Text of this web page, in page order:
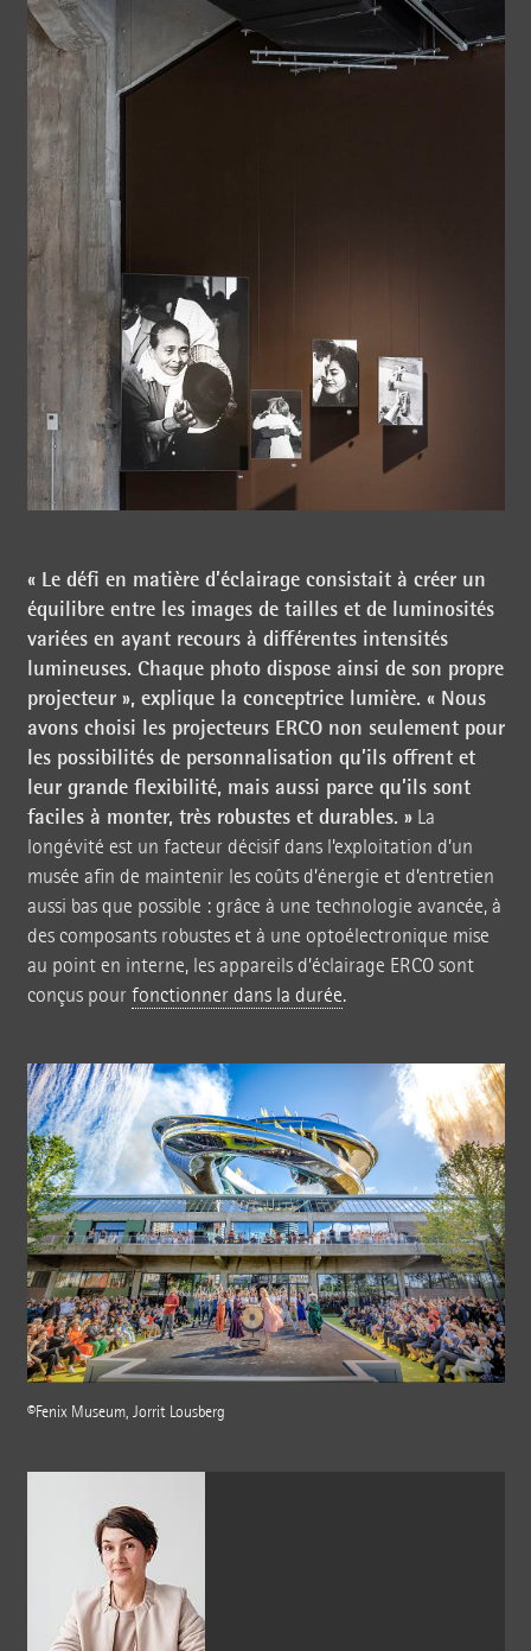
« Le défi en matière d’éclairage consistait à créer un
équilibre entre les images de tailles et de luminosités
variées en ayant recours à différentes intensités
lumineuses. Chaque photo dispose ainsi de son propre
projecteur », explique la conceptrice lumière. « Nous
avons choisi les projecteurs ERCO non seulement pour
les possibilités de personnalisation qu’ils offrent et
leur grande flexibilité, mais aussi parce qu’ils sont
faciles à monter, très robustes et durables. »La
longévité est un facteur décisif dans l’exploitation d’un
musée afin de maintenir les coûts d’énergie et d’entretien
aussi bas que possible : grâce à une technologie avancée, à
des composants robustes et à une optoélectronique mise
au point en interne, les appareils d’éclairage ERCO sont
conçus pourfonctionner dans la durée.
©Fenix Museum, Jorrit Lousberg